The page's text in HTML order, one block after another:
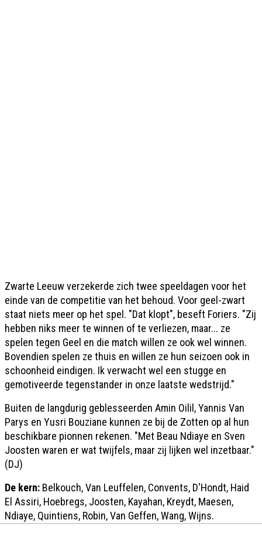
Zwarte Leeuw verzekerde zich twee speeldagen voor het
einde van de competitie van het behoud. Voor geel-zwart
staat niets meer op het spel. "Dat klopt", beseft Foriers. "Zij
hebben niks meer te winnen of te verliezen, maar... ze
spelen tegen Geel en die match willen ze ook wel winnen.
Bovendien spelen ze thuis en willen ze hun seizoen ook in
schoonheid eindigen. Ik verwacht wel een stugge en
gemotiveerde tegenstander in onze laatste wedstrijd."
Buiten de langdurig geblesseerden Amin Oilil, Yannis Van
Parys en Yusri Bouziane kunnen ze bij de Zotten op al hun
beschikbare pionnen rekenen. "Met Beau Ndiaye en Sven
Joosten waren er wat twijfels, maar zij lijken wel inzetbaar."
(DJ)
De kern: Belkouch, Van Leuffelen, Convents, D'Hondt, Haid
El Assiri, Hoebregs, Joosten, Kayahan, Kreydt, Maesen,
Ndiaye, Quintiens, Robin, Van Geffen, Wang, Wijns.